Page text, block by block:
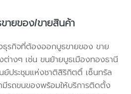
ายของ/ขายสินค้า
ธุรกิจที่ต้องออกบูธขายของ ขาย
ต่างๆ เช่น ขนย้ายบูธเมืองทองธานี
ย์ประชุมแห่งชาติสิริกิตติ์ เซ็นทรัล
มีรถขนของพร้อมให้บริการติดตั้ง